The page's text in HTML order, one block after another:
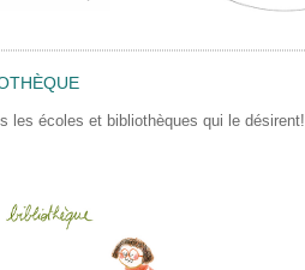
les écoles et bibliothèques qui le désirent!